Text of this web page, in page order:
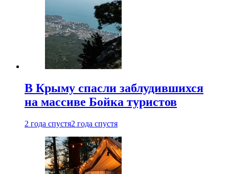
В Крыму спасли заблудившихся
на массиве Бойка туристов
2 года спустя2 года спустя